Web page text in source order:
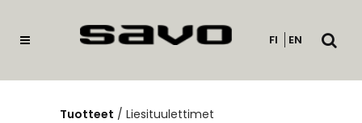
FI EN
Avaa
Tuotteet / Liesituulettimet